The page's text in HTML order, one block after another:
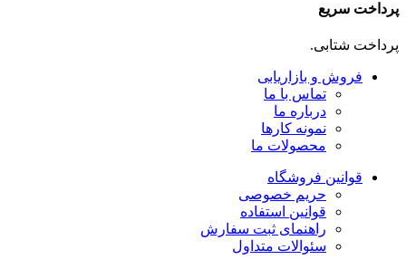
پرداخت سریع
پرداخت شتابی.
فروش و بازاریابی
تماس با ما
درباره ما
نمونه کارها
محصولات ما
قوانین فروشگاه
حریم خصوصی
قوانین استفاده
راهنمای ثبت سفارش
سئوالات متداول